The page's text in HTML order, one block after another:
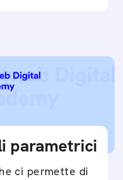
parametrici
ci permette di